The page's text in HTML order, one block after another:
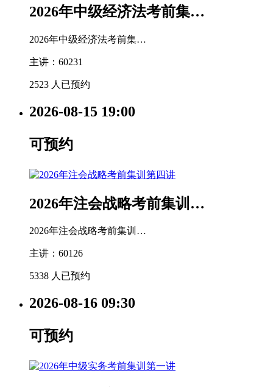
2026年中级经济法考前集…
2026年中级经济法考前集…
主讲：60231
2523 人已预约
2026-08-15 19:00
可预约
2026年注会战略考前集训…
2026年注会战略考前集训…
主讲：60126
5338 人已预约
2026-08-16 09:30
可预约